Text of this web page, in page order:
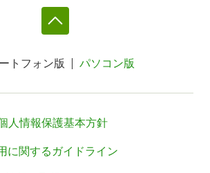
トフォン版 パソコン版
人情報保護基本方針
に関するガイドライン